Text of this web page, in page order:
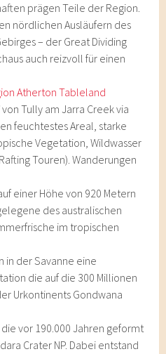
prägen Teile der Region.
nördlichen Ausläufern des
– der Great Dividing
auch reizvoll für einen
Atherton Tableland
Tully am Jarra Creek via
feuchtestes Areal, starke
Vegetation, Wildwasser
Touren). Wanderungen
einer Höhe von 920 Metern
des australischen
im tropischen
in der Savanne eine
die auf die 300 Millionen
Urkontinents Gondwana
vor 190.000 Jahren geformt
Crater NP. Dabei entstand